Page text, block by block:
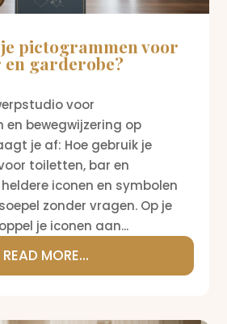
pictogrammen voor
garderobe?
voor
en bewegwijzering op
je af: Hoe gebruik je
toiletten, bar en
iconen en symbolen
zonder vragen. Op je
je iconen aan...
READ MORE...